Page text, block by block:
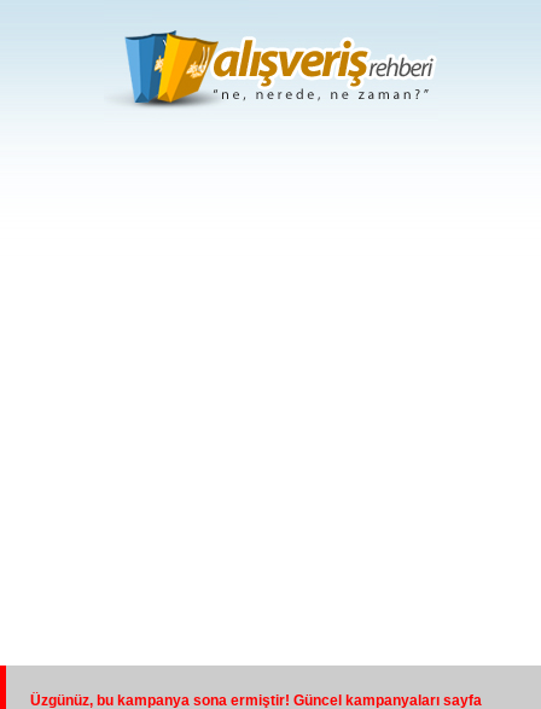
Üzgünüz, bu kampanya sona ermiştir! Güncel kampanyaları sayfa